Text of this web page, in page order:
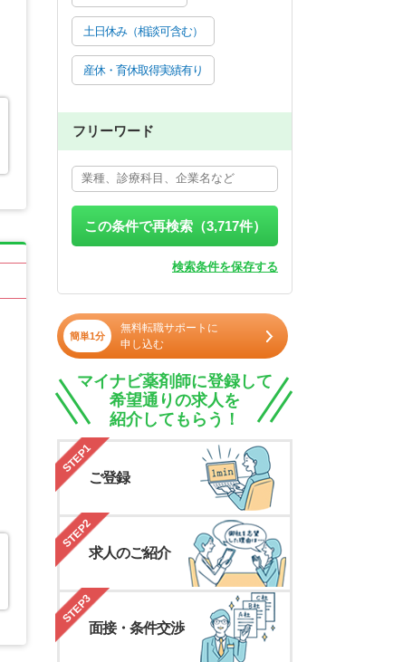
土日休み（相談可含む）
産休・育休取得実績有り
フリーワード
この条件で再検索（3,717件）
検索条件を保存する
簡単1分
無料転職サポートに
申し込む
マイナビ薬剤師に登録して
希望通りの求人を
紹介してもらう！
STEP1
ご登録
STEP2
求人のご紹介
STEP3
面接・条件交渉